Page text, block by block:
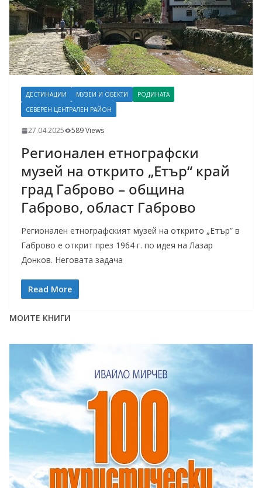
ДЕСТИНАЦИИ МУЗЕИ И ОБЕКТИ
РОДИНАТА
СЕВЕРЕН ЦЕНТРАЛЕН РАЙОН
27.04.2025 589 Views
Регионален етнографски
музей на открито „Етър“ край
град Габрово – община
Габрово, област Габрово
Регионален етнографският музей на открито „Етър” в
Габрово е открит през 1964 г. по идея на Лазар
Донков. Неговата задача
Read More
МОИТЕ КНИГИ